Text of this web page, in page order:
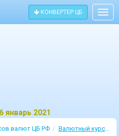
КОНВЕРТЕР ЦБ
2021
валют ЦБ РФ Валютный курс 26 Январь 2021